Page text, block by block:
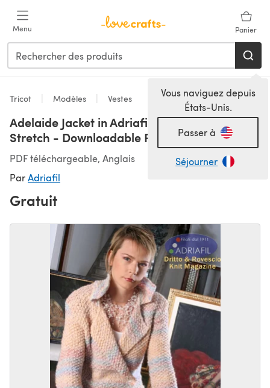
Menu Panier
Vous naviguez depuis
États-Unis.
Passer à
Séjourner
Tricot Modèles Vestes
Adelaide Jacket in Adriafil Twin and Mohair
Stretch - Downloadable PDF
PDF téléchargeable, Anglais
ParAdriafil
Gratuit